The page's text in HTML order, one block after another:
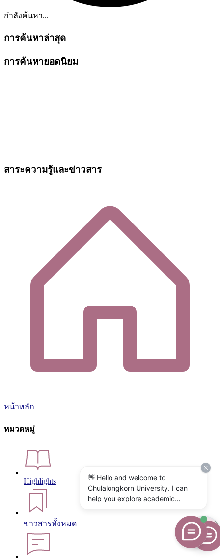
กำลังค้นหา...
การค้นหาล่าสุด
การค้นหายอดนิยม
สาระความรู้และข่าวสาร
หน้าหลัก
หมวดหมู่
Highlights
ข่าวสารทั้งหมด
👋 Hello and welcome to
Chulalongkorn University. I can
help you explore academic